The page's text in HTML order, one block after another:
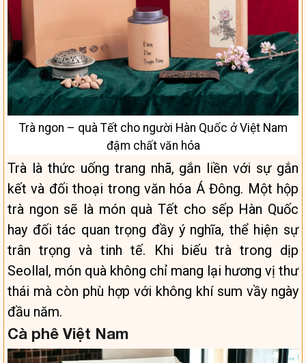
Trà ngon – quà Tết cho người Hàn Quốc ở Việt Nam
đậm chất văn hóa
Trà là thức uống trang nhã, gắn liền với sự gắn
kết và đối thoại trong văn hóa Á Đông. Một hộp
trà ngon sẽ là món quà Tết cho sếp Hàn Quốc
hay đối tác quan trọng đầy ý nghĩa, thể hiện sự
trân trọng và tinh tế. Khi biếu trà trong dịp
Seollal, món quà không chỉ mang lại hương vị thư
thái mà còn phù hợp với không khí sum vầy ngày
đầu năm.
Cà phê Việt Nam